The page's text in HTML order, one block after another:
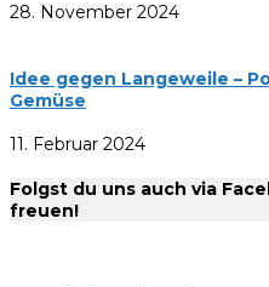
28. November 2024
Idee gegen Langeweile –
Gemüse
11. Februar 2024
Folgst du uns auch via
freuen!